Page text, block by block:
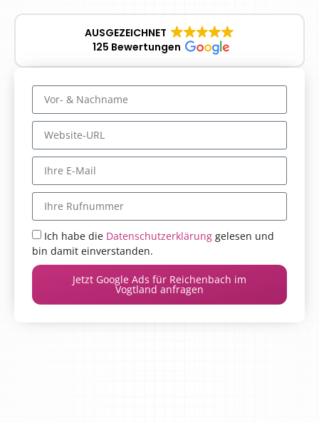
AUSGEZEICHNET
125 Bewertungen
Ich habe die Datenschutzerklärung gelesen und
bin damit einverstanden.
Jetzt Google Ads für Reichenbach im
Vogtland anfragen